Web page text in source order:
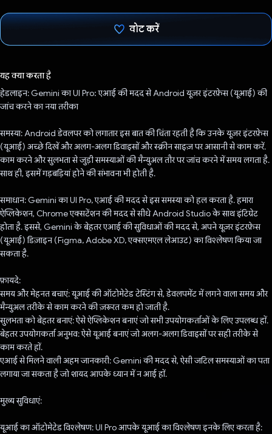
वोट करें
यह क्या करता है
हेडलाइन: Gemini का UI Pro: एआई की मदद से Android यूज़र इंटरफ़ेस (यूआई) की
जांच करने का नया तरीका
समस्या: Android डेवलपर को लगातार इस बात की चिंता रहती है कि उनके यूज़र इंटरफ़ेस
(यूआई) अच्छे दिखें और अलग-अलग डिवाइसों और स्क्रीन साइज़ पर आसानी से काम करें.
काम करने और सुलभता से जुड़ी समस्याओं की मैन्युअल तौर पर जांच करने में समय लगता है.
साथ ही, इसमें गड़बड़ियां होने की संभावना भी होती है.
समाधान: Gemini का UI Pro, एआई की मदद से इस समस्या को हल करता है. हमारा
ऐप्लिकेशन, Chrome एक्सटेंशन की मदद से सीधे Android Studio के साथ इंटिग्रेट
होता है. इससे, Gemini के बेहतर एआई की सुविधाओं की मदद से, अपने यूज़र इंटरफ़ेस
(यूआई) डिज़ाइन (Figma, Adobe XD, एक्सएमएल लेआउट) का विश्लेषण किया जा
सकता है.
फ़ायदे:
समय और मेहनत बचाएं: यूआई की ऑटोमेटेड टेस्टिंग से, डेवलपमेंट में लगने वाला समय और
मैन्युअल तरीके से काम करने की ज़रूरत कम हो जाती है.
सुलभता को बेहतर बनाएं: ऐसे ऐप्लिकेशन बनाएं जो सभी उपयोगकर्ताओं के लिए उपलब्ध हों.
बेहतर उपयोगकर्ता अनुभव: ऐसे यूआई बनाएं जो अलग-अलग डिवाइसों पर सही तरीके से
काम करते हों.
एआई से मिलने वाली अहम जानकारी: Gemini की मदद से, ऐसी जटिल समस्याओं का पता
लगाया जा सकता है जो शायद आपके ध्यान में न आई हों.
मुख्य सुविधाएं:
यूआई का ऑटोमेटेड विश्लेषण: UI Pro आपके यूआई का विश्लेषण इनके लिए करता है: